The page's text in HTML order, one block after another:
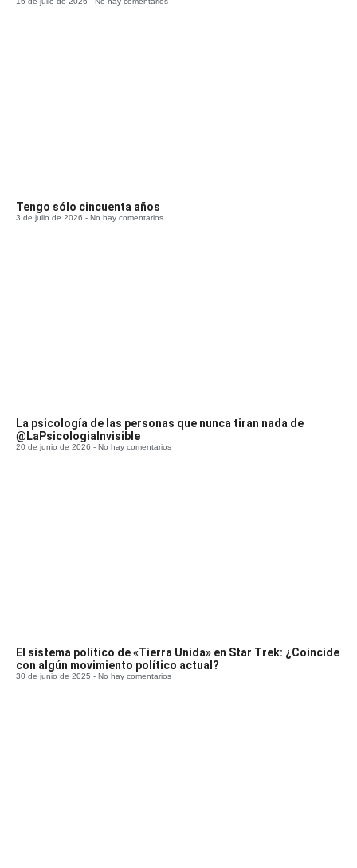
Tengo sólo cincuenta años
3 de julio de 2026 No hay comentarios
La psicología de las personas que nunca tiran nada de
@LaPsicologiaInvisible
20 de junio de 2026 No hay comentarios
El sistema político de «Tierra Unida» en Star Trek: ¿Coincide
con algún movimiento político actual?
30 de junio de 2025 No hay comentarios